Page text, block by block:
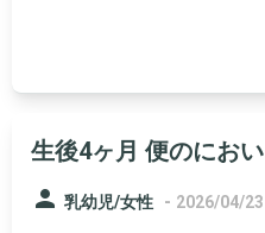
生後4ヶ月 便のにおい
person 乳幼児/女性 - 2026/04/23